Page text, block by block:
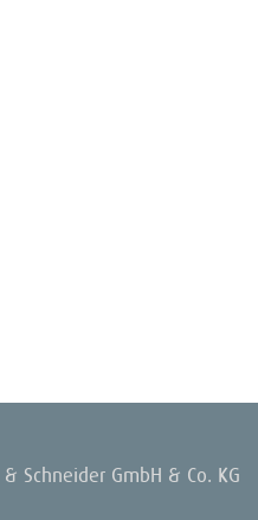
Schneider GmbH & Co. KG